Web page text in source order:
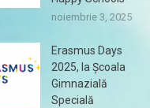
noiembrie 3, 2025
Erasmus Days
2025, la Școala
Gimnazială
Specială